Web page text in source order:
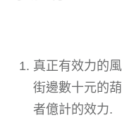
真正有效力的
街邊數十元的
者億計的效力.